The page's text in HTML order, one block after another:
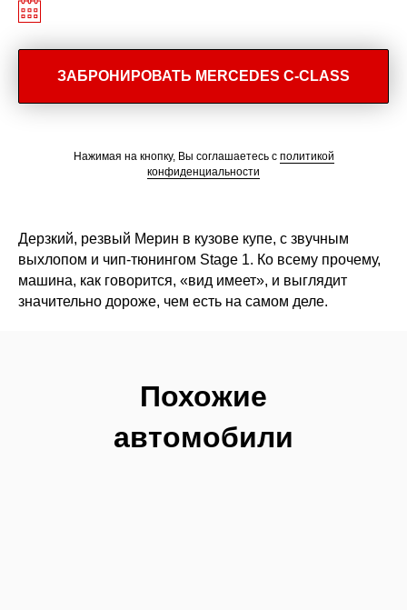
ЗАБРОНИРОВАТЬ MERCEDES C-CLASS
Нажимая на кнопку, Вы соглашаетесь с политикой
конфиденциальности
Дерзкий, резвый Мерин в кузове купе, с звучным
выхлопом и чип-тюнингом Stаgе 1. Ко всему прочему,
машина, как говорится, «вид имеет», и выглядит
значительно дороже, чем есть на самом деле.
Похожие
автомобили